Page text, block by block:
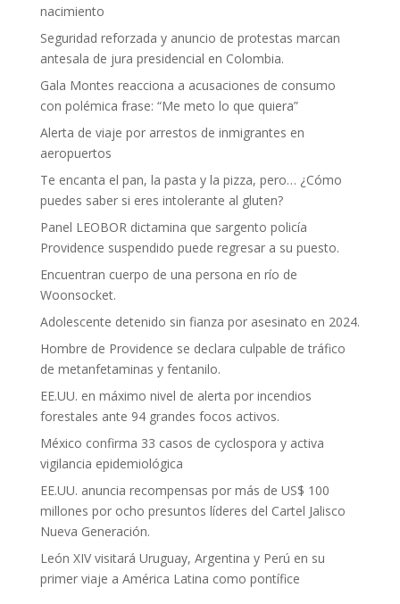
nacimiento
Seguridad reforzada y anuncio de protestas marcan
antesala de jura presidencial en Colombia.
Gala Montes reacciona a acusaciones de consumo
con polémica frase: “Me meto lo que quiera”
Alerta de viaje por arrestos de inmigrantes en
aeropuertos
Te encanta el pan, la pasta y la pizza, pero… ¿Cómo
puedes saber si eres intolerante al gluten?
Panel LEOBOR dictamina que sargento policía
Providence suspendido puede regresar a su puesto.
Encuentran cuerpo de una persona en río de
Woonsocket.
Adolescente detenido sin fianza por asesinato en 2024.
Hombre de Providence se declara culpable de tráfico
de metanfetaminas y fentanilo.
EE.UU. en máximo nivel de alerta por incendios
forestales ante 94 grandes focos activos.
México confirma 33 casos de cyclospora y activa
vigilancia epidemiológica
EE.UU. anuncia recompensas por más de US$ 100
millones por ocho presuntos líderes del Cartel Jalisco
Nueva Generación.
León XIV visitará Uruguay, Argentina y Perú en su
primer viaje a América Latina como pontífice